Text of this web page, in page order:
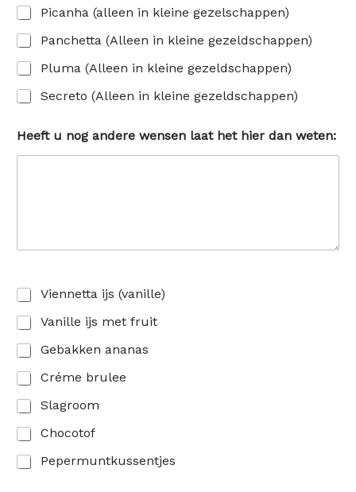
Picanha (alleen in kleine gezelschappen)
Panchetta (Alleen in kleine gezeldschappen)
Pluma (Alleen in kleine gezeldschappen)
Secreto (Alleen in kleine gezeldschappen)
Heeft u nog andere wensen laat het hier dan weten:
Viennetta ijs (vanille)
Vanille ijs met fruit
Gebakken ananas
Créme brulee
Slagroom
Chocotof
Pepermuntkussentjes